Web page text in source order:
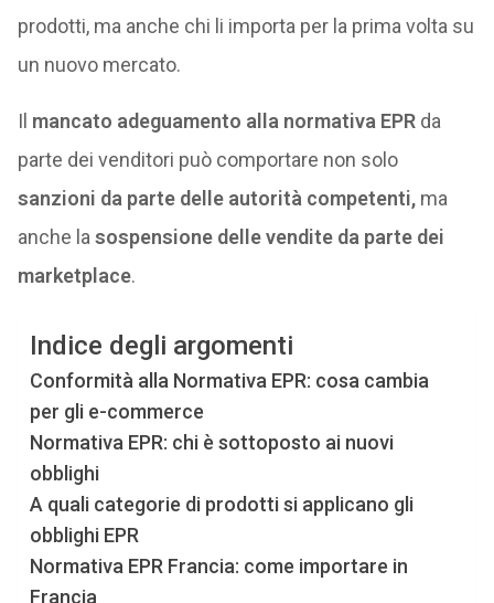
prodotti, ma anche chi li importa per la prima volta su
un nuovo mercato.
Il mancato adeguamento alla normativa EPR da
parte dei venditori può comportare non solo
sanzioni da parte delle autorità competenti,ma
anche la sospensione delle vendite da parte dei
marketplace.
Indice degli argomenti
Conformità alla Normativa EPR: cosa cambia
per gli e-commerce
Normativa EPR: chi è sottoposto ai nuovi
obblighi
A quali categorie di prodotti si applicano gli
obblighi EPR
Normativa EPR Francia: come importare in
Francia